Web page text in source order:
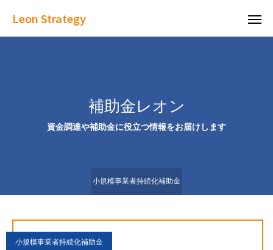
Leon Strategy
補助金レオン
資金調達や補助金に役立つ情報をお届けします
小規模事業者持続化補助金
小規模事業者持続化補助金